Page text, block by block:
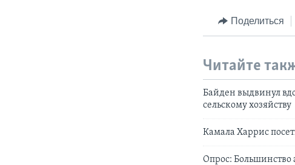
Поделиться
Читайте
Байден выдвинул
сельскому хозяйству
Камала Харрис
Опрос: Большинство